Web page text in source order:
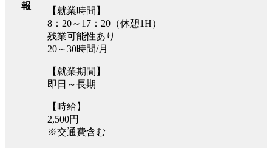
報
【就業時間】
8：20～17：20（休憩1H）
残業可能性あり
20～30時間/月
【就業期間】
即日～長期
【時給】
2,500円
※交通費含む